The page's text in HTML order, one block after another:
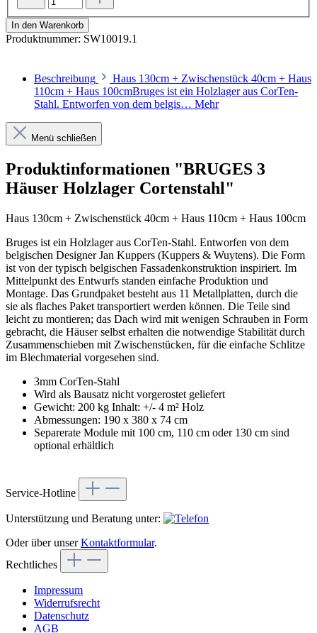
In den Warenkorb
Produktnummer: SW10019.1
Beschreibung
Haus 130cm + Zwischenstück 40cm + Haus
110cm + Haus 100cmBruges ist ein Holzlager aus CorTen-
Stahl. Entworfen von dem belgis… Mehr
Menü schließen
Produktinformationen "BRUGES 3
Häuser Holzlager Cortenstahl"
Haus 130cm + Zwischenstück 40cm + Haus 110cm + Haus 100cm
Bruges ist ein Holzlager aus CorTen-Stahl. Entworfen von dem
belgischen Designer Jan Kuppers (Kuppers & Wuytens). Die Form
ist von der typisch belgischen Fassadenkonstruktion inspiriert. Im
Mittelpunkt des Entwurfs standen einfache Produktion und
Montage. Das Grundpaket besteht aus 11 Metallplatten, durch die
sie als flaches Paket transportiert werden können. Die Teile sind
leicht zu montieren; das Dach wird mit wenigen Schrauben in Form
gebracht, die Häuser selbst erhalten die notwendige Stabilität durch
Zusammenschieben mit Zwischenstücken, für die einfache Schlitze
im Blechmaterial vorgesehen sind.
3mm CorTen-Stahl
Wird als Bausatz nicht vorgerostet geliefert
Gewicht: 200 kg Inhalt: +/- 4 m² Holz
Abmessungen: 190 x 380 x 74 cm
Separerate Module mit 100 cm, 110 cm oder 130 cm sind
optional erhältlich
Service-Hotline
Unterstützung und Beratung unter:
Oder über unserKontaktformular.
Rechtliches
Impressum
Widerrufsrecht
Datenschutz
AGB